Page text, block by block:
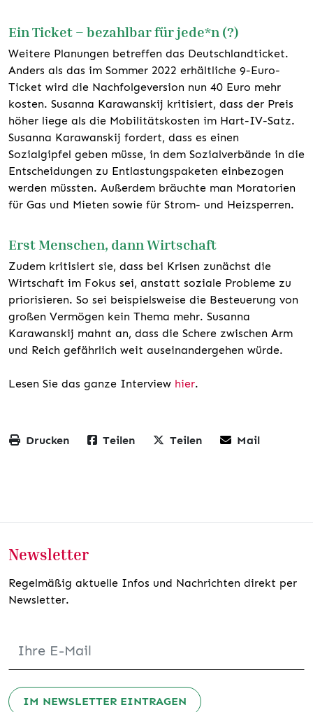
Ein Ticket – bezahlbar für jede*n (?)
Weitere Planungen betreffen das Deutschlandticket.
Anders als das im Sommer 2022 erhältliche 9-Euro-
Ticket wird die Nachfolgeversion nun 40 Euro mehr
kosten. Susanna Karawanskij kritisiert, dass der Preis
höher liege als die Mobilitätskosten im Hart-IV-Satz.
Susanna Karawanskij fordert, dass es einen
Sozialgipfel geben müsse, in dem Sozialverbände in die
Entscheidungen zu Entlastungspaketen einbezogen
werden müssten. Außerdem bräuchte man Moratorien
für Gas und Mieten sowie für Strom- und Heizsperren.
Erst Menschen, dann Wirtschaft
Zudem kritisiert sie, dass bei Krisen zunächst die
Wirtschaft im Fokus sei, anstatt soziale Probleme zu
priorisieren. So sei beispielsweise die Besteuerung von
großen Vermögen kein Thema mehr. Susanna
Karawanskij mahnt an, dass die Schere zwischen Arm
und Reich gefährlich weit auseinandergehen würde.
Lesen Sie das ganze Interview hier.
Drucken Teilen Teilen Mail
Newsletter
Regelmäßig aktuelle Infos und Nachrichten direkt per
Newsletter.
IM NEWSLETTER EINTRAGEN